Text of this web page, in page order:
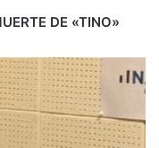
DE «TINO»